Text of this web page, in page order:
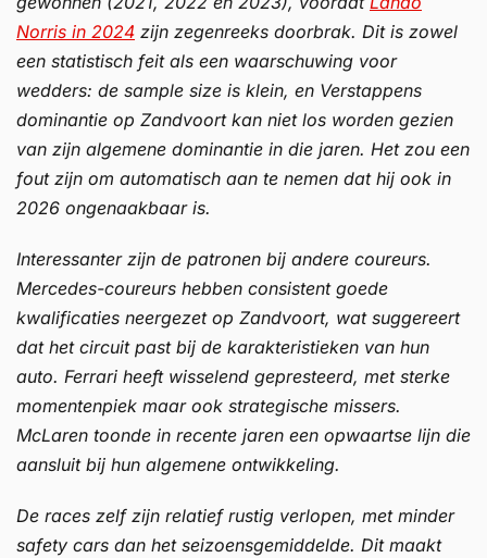
Norris in 2024 zijn zegenreeks doorbrak. Dit is zowel
een statistisch feit als een waarschuwing voor
wedders: de sample size is klein, en Verstappens
dominantie op Zandvoort kan niet los worden gezien
van zijn algemene dominantie in die jaren. Het zou een
fout zijn om automatisch aan te nemen dat hij ook in
2026 ongenaakbaar is.
Interessanter zijn de patronen bij andere coureurs.
Mercedes-coureurs hebben consistent goede
kwalificaties neergezet op Zandvoort, wat suggereert
dat het circuit past bij de karakteristieken van hun
auto. Ferrari heeft wisselend gepresteerd, met sterke
momentenpiek maar ook strategische missers.
McLaren toonde in recente jaren een opwaartse lijn die
aansluit bij hun algemene ontwikkeling.
De races zelf zijn relatief rustig verlopen, met minder
safety cars dan het seizoensgemiddelde. Dit maakt